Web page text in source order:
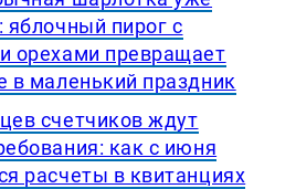
яблочный пирог с
орехами превращает
в маленький праздник
счетчиков ждут
как с июня
расчеты в квитанциях